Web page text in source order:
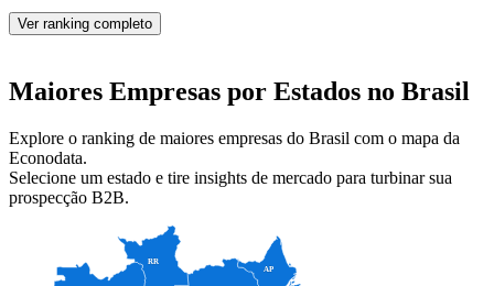
Ver ranking completo
Maiores Empresas por Estados no Brasil
Explore o ranking de maiores empresas do Brasil com o mapa da
Econodata.
Selecione um estado e tire insights de mercado para turbinar sua
prospecção B2B.
AP
RR